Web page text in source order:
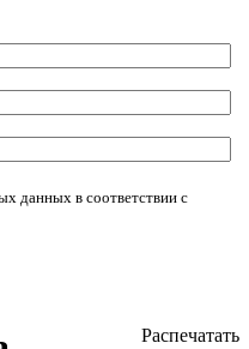
данных в соответствии с
Распечатать